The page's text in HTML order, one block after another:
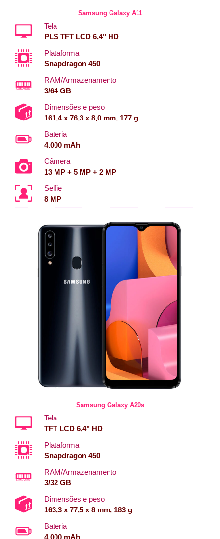
Samsung Galaxy A11
Tela
PLS TFT LCD 6,4" HD
Plataforma
Snapdragon 450
RAM/Armazenamento
3/64 GB
Dimensões e peso
161,4 x 76,3 x 8,0 mm, 177 g
Bateria
4.000 mAh
Câmera
13 MP + 5 MP + 2 MP
Selfie
8 MP
Samsung Galaxy A20s
Tela
TFT LCD 6,4" HD
Plataforma
Snapdragon 450
RAM/Armazenamento
3/32 GB
Dimensões e peso
163,3 x 77,5 x 8 mm, 183 g
Bateria
4.000 mAh